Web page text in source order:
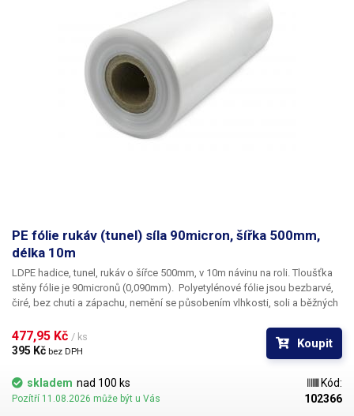
PE fólie rukáv (tunel) síla 90micron, šířka 500mm,
délka 10m
LDPE hadice, tunel, rukáv o šířce 500mm, v 10m návinu na roli. Tloušťka
stěny fólie je 90micronů (0,090mm). ​Polyetylénové fólie jsou bezbarvé,
čiré, bez chuti a zápachu, nemění se působením vlhkosti, soli a běžných
odolné proti mrazu a vlhkosti. Fólie je vhodná pro výrobu pytlů, sáčků a
obalů jakéhokoliv zboží. PE fólie jsou zdravotně nezávadné, 100%
recyklovatelné a jsou vhodné i pro balení potravin (certifikát k
dispozici). Jako obalový prostředek splňují požadavky zákona č.
477/2001 Sb. (zákon o obalech). Ideální pro svařování všemi impulsními
svářečkami z naší nabídky. Cena je za roli 10 metrů. Materiál: LD-PE (Low
477,95 Kč / ks
395 Kč bez DPH
Koupit
skladem nad 100 ks
Pozítří 11.08.2026 může být u Vás
Kód:
102366